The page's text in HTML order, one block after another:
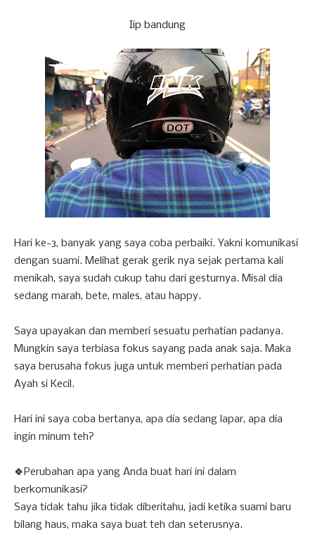
Iip bandung
Hari ke-3, banyak yang saya coba perbaiki. Yakni komunikasi
dengan suami. Melihat gerak gerik nya sejak pertama kali
menikah, saya sudah cukup tahu dari gesturnya. Misal dia
sedang marah, bete, males, atau happy.
Saya upayakan dan memberi sesuatu perhatian padanya.
Mungkin saya terbiasa fokus sayang pada anak saja. Maka
saya berusaha fokus juga untuk memberi perhatian pada
Ayah si Kecil.
Hari ini saya coba bertanya, apa dia sedang lapar, apa dia
ingin minum teh?
🍀Perubahan apa yang Anda buat hari ini dalam
berkomunikasi?
Saya tidak tahu jika tidak diberitahu, jadi ketika suami baru
bilang haus, maka saya buat teh dan seterusnya.